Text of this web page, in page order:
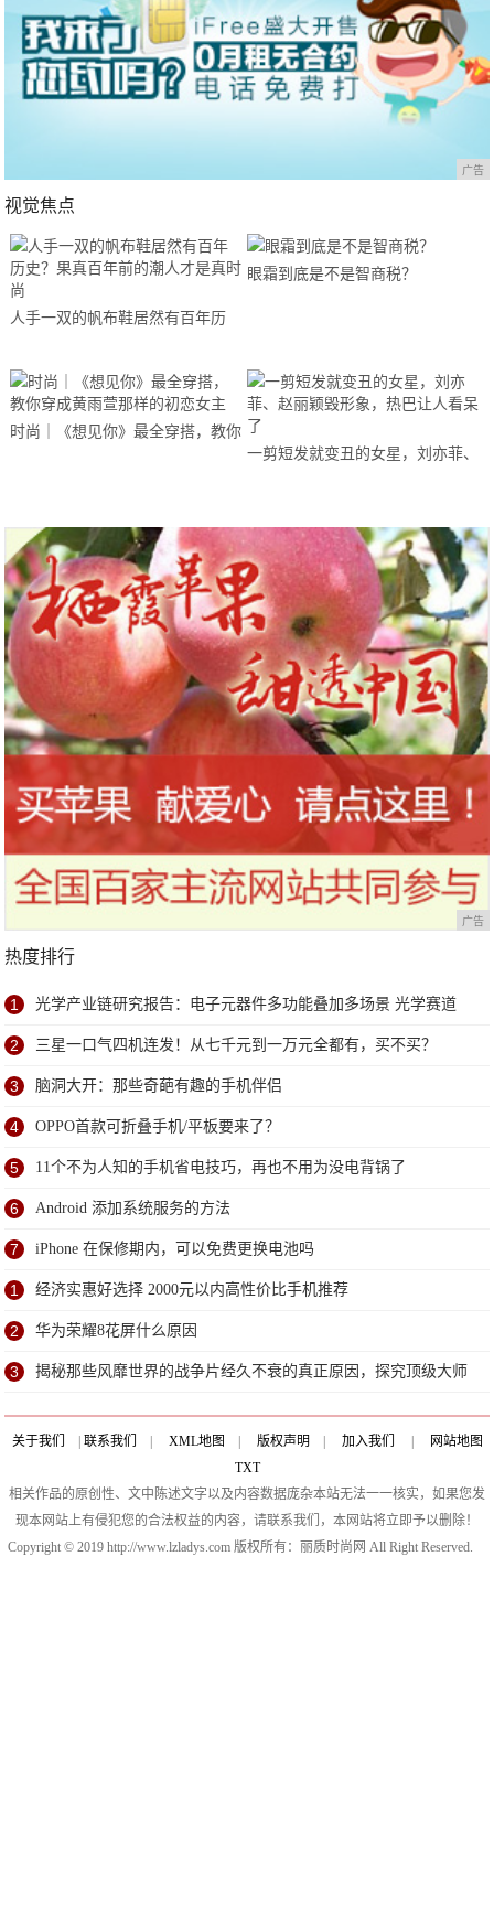
广告
视觉焦点
人手一双的帆布鞋居然有百年历
眼霜到底是不是智商税？
时尚｜《想见你》最全穿搭，教你
一剪短发就变丑的女星，刘亦菲、
广告
热度排行
1 光学产业链研究报告：电子元器件多功能叠加多场景 光学赛道
优且长
2 三星一口气四机连发！从七千元到一万元全都有，买不买？
3 脑洞大开：那些奇葩有趣的手机伴侣
4 OPPO首款可折叠手机/平板要来了？
5 11个不为人知的手机省电技巧，再也不用为没电背锅了
6 Android 添加系统服务的方法
7 iPhone 在保修期内，可以免费更换电池吗
1 经济实惠好选择 2000元以内高性价比手机推荐
2 华为荣耀8花屏什么原因
3 揭秘那些风靡世界的战争片经久不衰的真正原因，探究顶级大师
手法
关于我们 联系我们 XML地图 版权声明 加入我们
网站地图
TXT
相关作品的原创性、文中陈述文字以及内容数据庞杂本站无法一一核实，如果您发
现本网站上有侵犯您的合法权益的内容，请联系我们，本网站将立即予以删除！
Copyright © 2019 http://www.lzladys.com 版权所有：丽质时尚网 All Right Reserved.